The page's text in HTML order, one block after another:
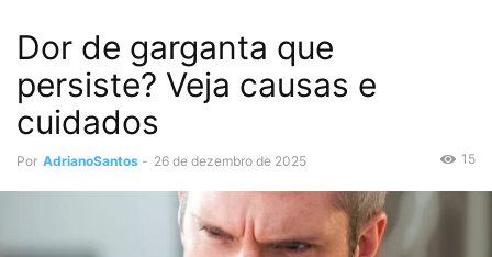
Dor de garganta que
persiste? Veja causas e
cuidados
Por AdrianoSantos - 26 de dezembro de 2025 15